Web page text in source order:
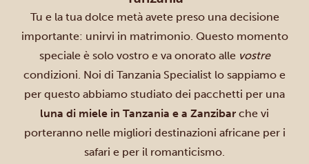
Tu e la tua dolce metà avete preso una decisione
importante: unirvi in matrimonio. Questo momento
speciale è solo vostro e va onorato alle vostre
condizioni. Noi di Tanzania Specialist lo sappiamo e
per questo abbiamo studiato dei pacchetti per una
luna di miele in Tanzania e a Zanzibar che vi
porteranno nelle migliori destinazioni africane per i
safari e per il romanticismo.